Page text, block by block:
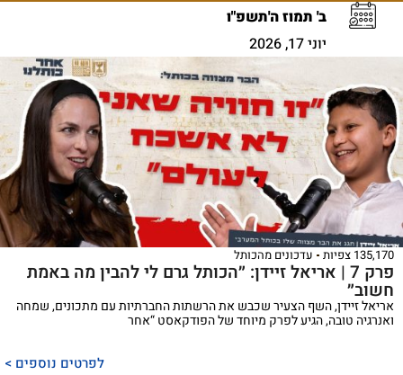
ב' תמוז ה'תשפ"ו
יוני 17, 2026
135,170 צפיות עדכונים מהכותל
פרק 7 | אריאל זיידן: ״הכותל גרם לי להבין מה באמת
חשוב״
אריאל זיידן, השף הצעיר שכבש את הרשתות החברתיות עם מתכונים, שמחה
ואנרגיה טובה, הגיע לפרק מיוחד של הפודקאסט “אחר
לפרטים נוספים >